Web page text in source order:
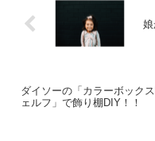
ダイソーの「カラーボック
ェルフ」で飾り棚DIY！！